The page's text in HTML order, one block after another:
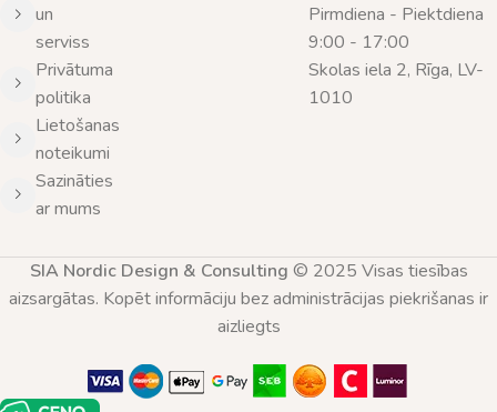
un
serviss
Privātuma
politika
Lietošanas
noteikumi
Sazināties
ar mums
Pirmdiena - Piektdiena
9:00 - 17:00
Skolas iela 2, Rīga, LV-
1010
SIA Nordic Design & Consulting © 2025 Visas tiesības
aizsargātas. Kopēt informāciju bez administrācijas piekrišanas ir
aizliegts